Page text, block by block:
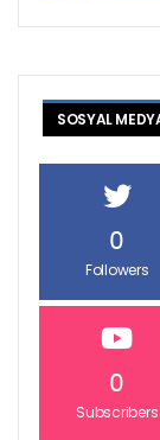
SOSYAL
0
Followers
0
Subscribers